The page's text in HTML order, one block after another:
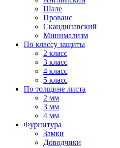
Шале
Прованс
Скандинавский
Минимализм
По классу защиты
2 класс
3 класс
4 класс
5 класс
По толщине листа
2 мм
3 мм
4 мм
Фурнитура
Замки
Доводчики